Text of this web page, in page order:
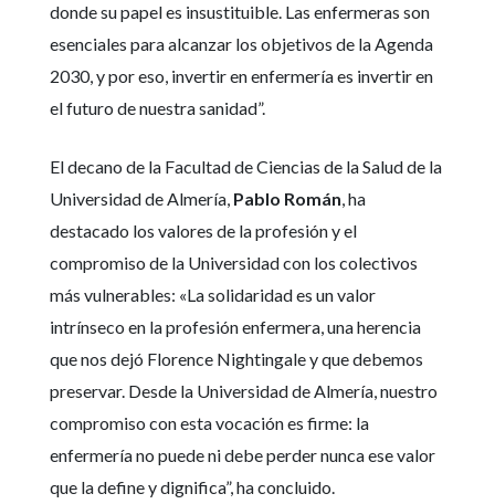
donde su papel es insustituible. Las enfermeras son
esenciales para alcanzar los objetivos de la Agenda
2030, y por eso, invertir en enfermería es invertir en
el futuro de nuestra sanidad”.
El decano de la Facultad de Ciencias de la Salud de la
Universidad de Almería, Pablo Román, ha
destacado los valores de la profesión y el
compromiso de la Universidad con los colectivos
más vulnerables: «La solidaridad es un valor
intrínseco en la profesión enfermera, una herencia
que nos dejó Florence Nightingale y que debemos
preservar. Desde la Universidad de Almería, nuestro
compromiso con esta vocación es firme: la
enfermería no puede ni debe perder nunca ese valor
que la define y dignifica”, ha concluido.